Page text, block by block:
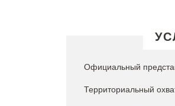
Официальный
Территориальный